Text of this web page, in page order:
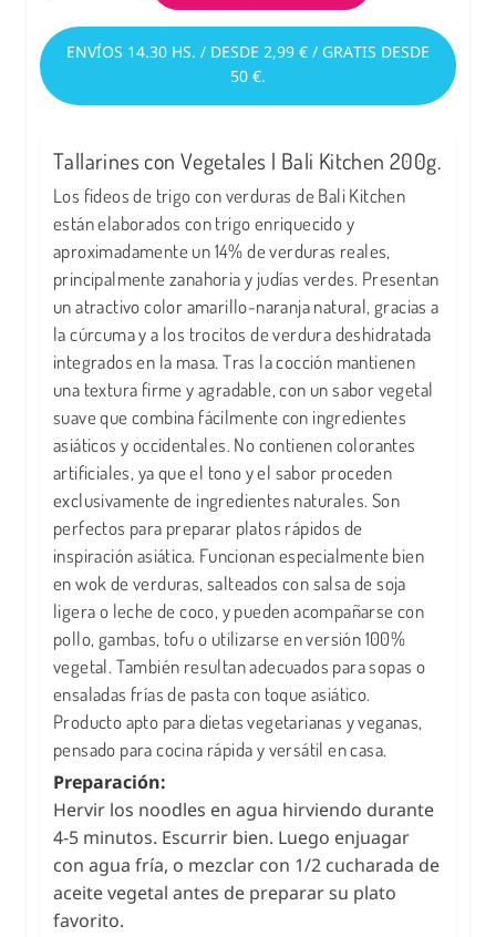
ENVÍOS 14.30 HS. / DESDE 2,99 € / GRATIS DESDE
50 €.
Tallarines con Vegetales | Bali Kitchen 200g.
Los fideos de trigo con verduras de Bali Kitchen
están elaborados con trigo enriquecido y
aproximadamente un 14% de verduras reales,
principalmente zanahoria y judías verdes. Presentan
un atractivo color amarillo-naranja natural, gracias a
la cúrcuma y a los trocitos de verdura deshidratada
integrados en la masa. Tras la cocción mantienen
una textura firme y agradable, con un sabor vegetal
suave que combina fácilmente con ingredientes
asiáticos y occidentales. No contienen colorantes
artificiales, ya que el tono y el sabor proceden
exclusivamente de ingredientes naturales. Son
perfectos para preparar platos rápidos de
inspiración asiática. Funcionan especialmente bien
en wok de verduras, salteados con salsa de soja
ligera o leche de coco, y pueden acompañarse con
pollo, gambas, tofu o utilizarse en versión 100%
vegetal. También resultan adecuados para sopas o
ensaladas frías de pasta con toque asiático.
Producto apto para dietas vegetarianas y veganas,
pensado para cocina rápida y versátil en casa.
Preparación:
Hervir los noodles en agua hirviendo durante
4-5 minutos. Escurrir bien. Luego enjuagar
con agua fría, o mezclar con 1/2 cucharada de
aceite vegetal antes de preparar su plato
favorito.